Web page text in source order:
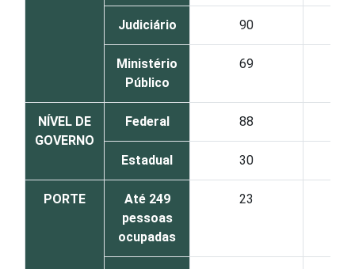
Judiciário 90
Ministério
Público
69
NÍVEL DE
GOVERNO
Federal 88
Estadual 30
PORTE
Até 249
pessoas
ocupadas
23